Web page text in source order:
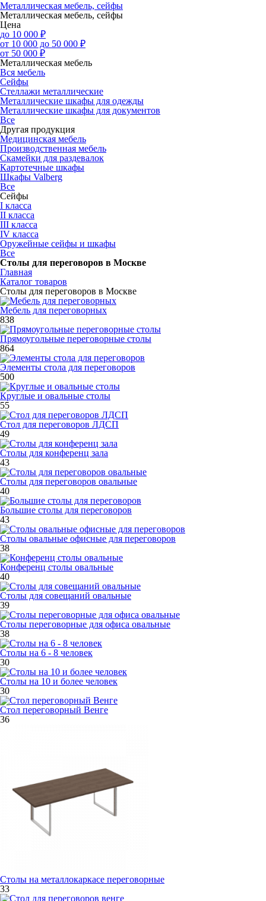
Металлическая мебель, сейфы
Металлическая мебель, сейфы
Цена
до 10 000 ₽
от 10 000 до 50 000 ₽
от 50 000 ₽
Металлическая мебель
Вся мебель
Сейфы
Стеллажи металлические
Металлические шкафы для одежды
Металлические шкафы для документов
Все
Другая продукция
Медицинская мебель
Производственная мебель
Скамейки для раздевалок
Картотечные шкафы
Шкафы Valberg
Все
Сейфы
I класса
II класса
III класса
IV класса
Оружейные сейфы и шкафы
Все
Столы для переговоров в Москве
Главная
Каталог товаров
Столы для переговоров в Москве
Мебель для переговорных
838
Прямоугольные переговорные столы
864
Элементы стола для переговоров
500
Круглые и овальные столы
55
Стол для переговоров ЛДСП
49
Столы для конференц зала
43
Столы для переговоров овальные
40
Большие столы для переговоров
43
Столы овальные офисные для переговоров
38
Конференц столы овальные
40
Столы для совещаний овальные
39
Столы переговорные для офиса овальные
38
Столы на 6 - 8 человек
30
Столы на 10 и более человек
30
Стол переговорный Венге
36
Столы на металлокаркасе переговорные
33